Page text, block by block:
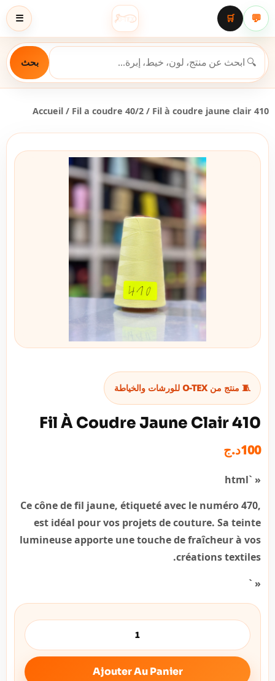
☰ 💬
🛒
بحث
Accueil / Fil a coudre 40/2 / Fil à coudre jaune clair 410
🧵 منتج من O-TEX للورشات والخياطة
Fil À Coudre Jaune Clair 410
100د.ج
« `html
Ce cône de fil jaune, étiqueté avec le numéro 470,
est idéal pour vos projets de couture. Sa teinte
lumineuse apporte une touche de fraîcheur à vos
créations textiles.
« `
Ajouter Au Panier